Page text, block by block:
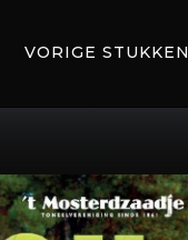
VORIGE STUKKEN